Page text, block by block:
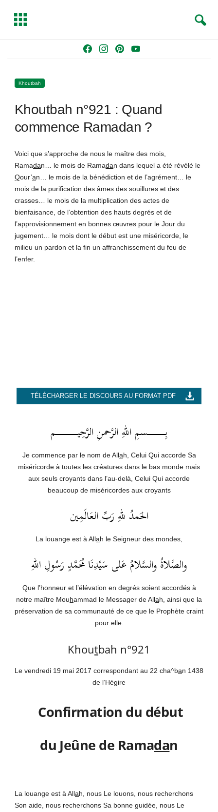
o
k
a
r
s
Y
b
T
g
e
a
Khoutbah
Khoutbah n°921 : Quand
commence Ramadan ?
Voici que s’approche de nous le maître des mois,
Ramadan… le mois de Ramadan dans lequel a été révélé le
Qour’an… le mois de la bénédiction et de l’agrément… le
mois de la purification des âmes des souillures et des
crasses… le mois de la multiplication des actes de
bienfaisance, de l’obtention des hauts degrés et de
l’approvisionnement en bonnes œuvres pour le Jour du
jugement… le mois dont le début est une miséricorde, le
milieu un pardon et la fin un affranchissement du feu de
l’enfer.
TÉLÉCHARGER LE DISCOURS AU FORMAT PDF
بِــــــــــــــــــسمِ اللهِ الرَّحمنِ الرَّحِيــــــــــــــــــــــم
Je commence par le nom de Allah, Celui Qui accorde Sa
miséricorde à toutes les créatures dans le bas monde mais
aux seuls croyants dans l’au-delà, Celui Qui accorde
beaucoup de miséricordes aux croyants
الحَمدُ للهِ رَبِّ العَالَمِين
La louange est à Allah le Seigneur des mondes,
والصَّلاةُ والسَّلامُ عَلى سَيِّدِنَا مُحَمَّدٍ رَسُولِ اللهِ
Que l’honneur et l’élévation en degrés soient accordés à
notre maître Mouhammad le Messager de Allah, ainsi que la
préservation de sa communauté de ce que le Prophète craint
pour elle.
Khoutbah n°921
Le vendredi 19 mai 2017 correspondant au 22 cha^ban 1438
de l’Hégire
Confirmation du début
du Jeûne de Ramadan
La louange est à Allah, nous Le louons, nous recherchons
Son aide, nous recherchons Sa bonne guidée, nous Le